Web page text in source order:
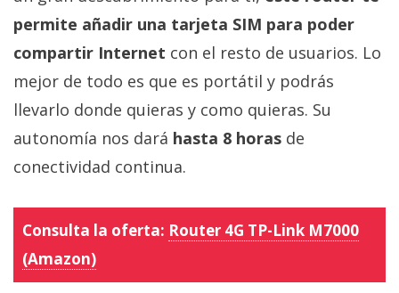
permite añadir una tarjeta SIM para poder
compartir Internet con el resto de usuarios. Lo
mejor de todo es que es portátil y podrás
llevarlo donde quieras y como quieras. Su
autonomía nos dará hasta 8 horas de
conectividad continua.
Consulta la oferta: Router 4G TP-Link M7000
(Amazon)